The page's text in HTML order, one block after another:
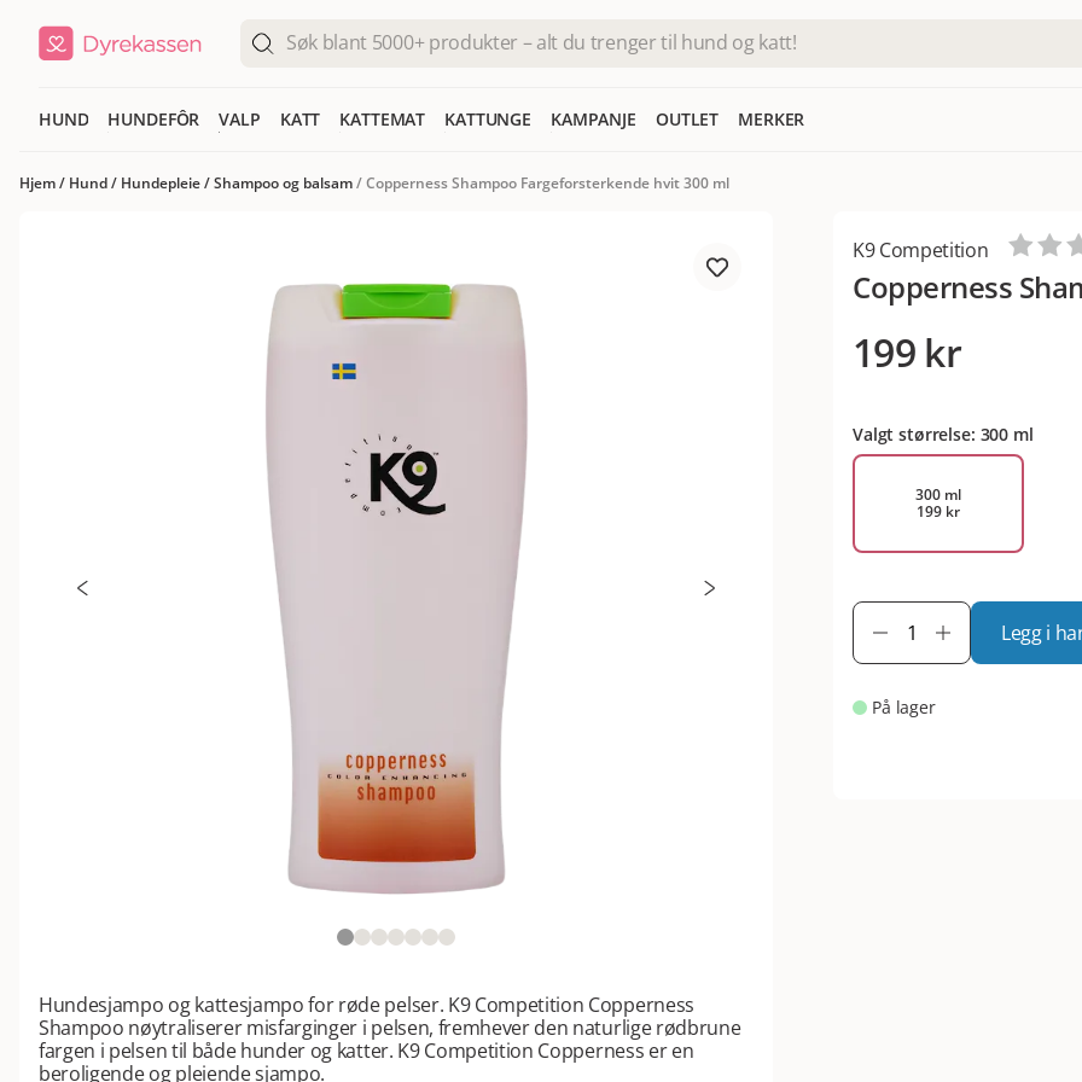
HUND HUNDEFÔR VALP KATT KATTEMAT KATTUNGE KAMPANJE OUTLET MERKER
Hjem/ Hund/ Hundepleie/Shampoo og balsam/Copperness Shampoo Fargeforsterkende hvit 300 ml
Hundesjampo og kattesjampo for røde pelser. K9 Competition Copperness
Shampoo nøytraliserer misfarginger i pelsen, fremhever den naturlige rødbrune
fargen i pelsen til både hunder og katter. K9 Competition Copperness er en
beroligende og pleiende sjampo.
K9 Competition
Copperness
199 kr
Valgt størrelse: 300 ml
300 ml
199 kr
Legg i
På lager